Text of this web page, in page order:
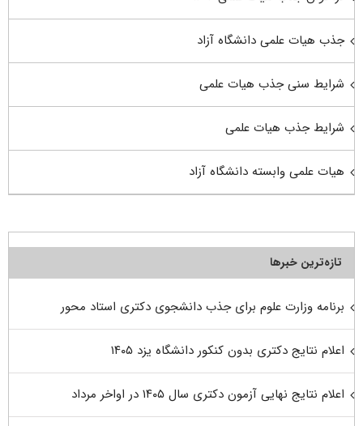
جذب هیات علمی دانشگاه آزاد
شرایط سنی جذب هیات علمی
شرایط جذب هیات علمی
هیات علمی وابسته دانشگاه آزاد
تازه‌ترین خبرها
برنامه وزارت علوم برای جذب دانشجوی دکتری استاد محور
اعلام نتایج دکتری بدون کنکور دانشگاه یزد ۱۴۰۵
اعلام نتایج نهایی آزمون دکتری سال ۱۴۰۵ در اواخر مرداد